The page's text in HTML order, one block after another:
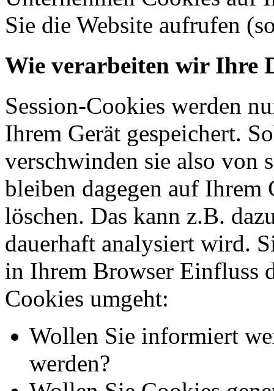
Sie die Website aufrufen
Wie verarbeiten wir Ihre
Session-Cookies werden
Ihrem Gerät gespeichert.
verschwinden sie also von
bleiben dagegen auf Ihrem
löschen. Das kann z.B.
dauerhaft analysiert wird.
in Ihrem Browser Einfluss
Cookies umgeht:
Wollen Sie informiert
werden?